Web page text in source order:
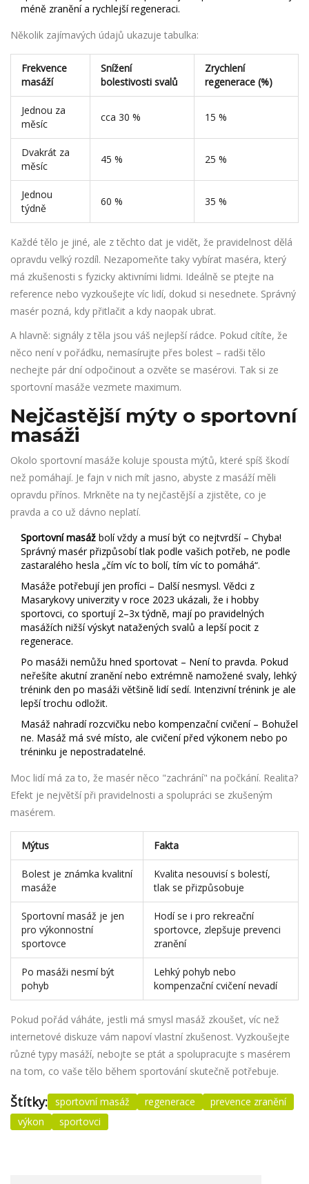
méně zranění a rychlejší regeneraci.
Několik zajímavých údajů ukazuje tabulka:
Frekvence
masáží
Snížení
bolestivosti svalů
Zrychlení
regenerace (%)
Jednou za
měsíc
cca 30 % 15 %
Dvakrát za
měsíc
45 % 25 %
Jednou
týdně
60 % 35 %
Každé tělo je jiné, ale z těchto dat je vidět, že pravidelnost dělá
opravdu velký rozdíl. Nezapomeňte taky vybírat maséra, který
má zkušenosti s fyzicky aktivními lidmi. Ideálně se ptejte na
reference nebo vyzkoušejte víc lidí, dokud si nesednete. Správný
masér pozná, kdy přitlačit a kdy naopak ubrat.
A hlavně: signály z těla jsou váš nejlepší rádce. Pokud cítíte, že
něco není v pořádku, nemasírujte přes bolest – radši tělo
nechejte pár dní odpočinout a ozvěte se masérovi. Tak si ze
sportovní masáže vezmete maximum.
Nejčastější mýty o sportovní
masáži
Okolo sportovní masáže koluje spousta mýtů, které spíš škodí
než pomáhají. Je fajn v nich mít jasno, abyste z masáží měli
opravdu přínos. Mrkněte na ty nejčastější a zjistěte, co je
pravda a co už dávno neplatí.
Sportovní masáž bolí vždy a musí být co nejtvrdší – Chyba!
Správný masér přizpůsobí tlak podle vašich potřeb, ne podle
zastaralého hesla „čím víc to bolí, tím víc to pomáhá“.
Masáže potřebují jen profíci – Další nesmysl. Vědci z
Masarykovy univerzity v roce 2023 ukázali, že i hobby
sportovci, co sportují 2–3x týdně, mají po pravidelných
masážích nižší výskyt natažených svalů a lepší pocit z
regenerace.
Po masáži nemůžu hned sportovat – Není to pravda. Pokud
neřešíte akutní zranění nebo extrémně namožené svaly, lehký
trénink den po masáži většině lidí sedí. Intenzivní trénink je ale
lepší trochu odložit.
Masáž nahradí rozcvičku nebo kompenzační cvičení – Bohužel
ne. Masáž má své místo, ale cvičení před výkonem nebo po
tréninku je nepostradatelné.
Moc lidí má za to, že masér něco "zachrání" na počkání. Realita?
Efekt je největší při pravidelnosti a spolupráci se zkušeným
masérem.
Mýtus Fakta
Bolest je známka kvalitní
masáže
Kvalita nesouvisí s bolestí,
tlak se přizpůsobuje
Sportovní masáž je jen
pro výkonnostní
sportovce
Hodí se i pro rekreační
sportovce, zlepšuje prevenci
zranění
Po masáži nesmí být
pohyb
Lehký pohyb nebo
kompenzační cvičení nevadí
Pokud pořád váháte, jestli má smysl masáž zkoušet, víc než
internetové diskuze vám napoví vlastní zkušenost. Vyzkoušejte
různé typy masáží, nebojte se ptát a spolupracujte s masérem
na tom, co vaše tělo během sportování skutečně potřebuje.
Štítky: sportovní masáž regenerace
prevence zranění
výkon
sportovci